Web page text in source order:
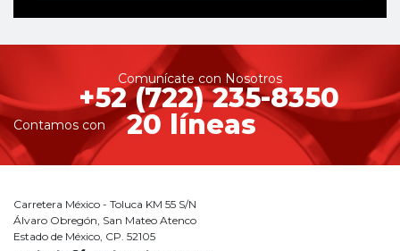
Comunícate con Nosotros
+52 (722) 235-8350
Contamos con 20 líneas
Carretera México - Toluca KM 55 S/N
Álvaro Obregón, San Mateo Atenco
Estado de México, CP. 52105